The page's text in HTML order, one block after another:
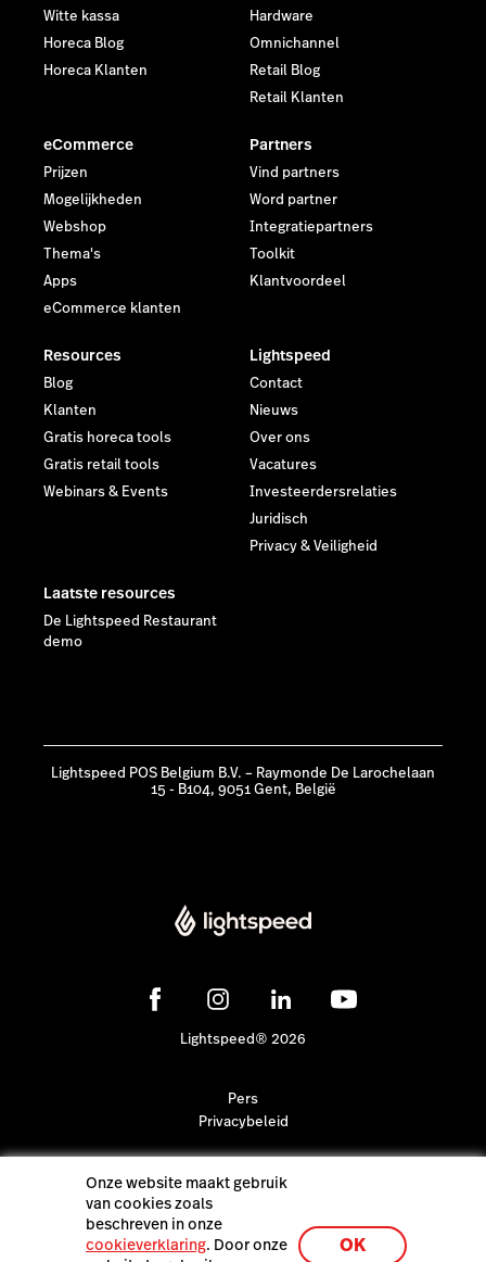
Witte kassa
Horeca Blog
Horeca Klanten
Hardware
Omnichannel
Retail Blog
Retail Klanten
eCommerce
Prijzen
Mogelijkheden
Webshop
Thema's
Apps
eCommerce klanten
Partners
Vind partners
Word partner
Integratiepartners
Toolkit
Klantvoordeel
Resources
Blog
Klanten
Gratis horeca tools
Gratis retail tools
Webinars & Events
Lightspeed
Contact
Nieuws
Over ons
Vacatures
Investeerdersrelaties
Juridisch
Privacy & Veiligheid
Laatste resources
De Lightspeed Restaurant
demo
Lightspeed POS Belgium B.V. – Raymonde De Larochelaan
15 - B104, 9051 Gent, België
Lightspeed® 2026
Pers
Privacybeleid
Onze website maakt gebruik
van cookies zoals
beschreven in onze
cookieverklaring. Door onze
OK